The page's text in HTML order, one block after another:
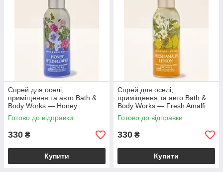
Спрей для оселі,
приміщення та авто Bath &
Body Works — Honey
Wildflower Concentrated
Room Spray / 42,5 г
Готово до відправки
330 ₴
Купити
Спрей для оселі,
приміщення та авто Bath &
Body Works — Fresh Amalfi
Lemon Concentrated Room
Spray / 42,5 г
Готово до відправки
330 ₴
Купити